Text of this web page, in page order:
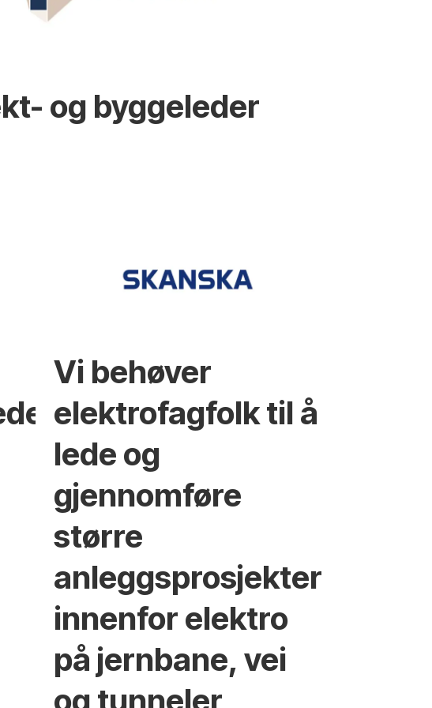
og byggeleder
Vi behøver
elektrofagfolk til å
lede og
gjennomføre
større
anleggsprosjekter
innenfor elektro
på jernbane, vei
og tunneler